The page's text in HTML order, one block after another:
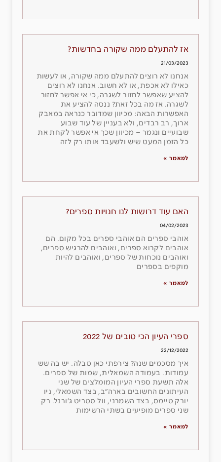
אז להתעלם ממה שקורה בחדשות?
21/03/2023
אנחנו לא רוצים להתעלם ממה שקורה, או לעשות
כאילו לא אכפת, או לא חשוב. אנחנו לא רוצים
להציע שאפשר לחזור לשגרה, כי אי אפשר לחזור
לשגרה. אז מה בכל זאת? ננסה להציע את
האפשרות הבאה: מכיוון שמדובר כנראה במאבק
ארוך, רב רבדים, ולא בעניין של עוד שבוע
שבועיים ונגמר – מכיוון שכך אי אפשר לקחת את
כל הזמן המעט שיש ולשעבד אותו רק לזה
למאמר »
האם עוד דרושות לנו חנויות ספרים?
04/02/2023
אוהבי ספרים הם אוהבי ספרים בכל מקום. הם
אוהבים לקרוא ספרים, ואוהבים להרגיש ספרים,
ואוהבים נוכחות של ספרים, ואוהבים להיות
מוקפים בספרים
למאמר »
ספרי העיון הכי טובים של 2022
22/12/2022
איך מסכמים שנה? צירפתי כאן טבלה. יש בה שש
עמודות. בעמודה השמאלית, שמות של ספרים.
אלה תשעת ספרי העיון המומלצים של שני
העיתונים החשובים בארה״ב, בצד השמאלי, ניו
יורק טיימס, בצד השמרני, וול סטריט ג׳ורנל. רק
שני ספרים מופיעים בשתי הרשימות
למאמר »